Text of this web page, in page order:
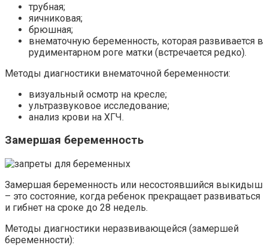
трубная;
яичниковая;
брюшная;
внематочную беременность, которая развивается в
рудиментарном роге матки (встречается редко).
Методы диагностики внематочной беременности:
визуальный осмотр на кресле;
ультразвуковое исследование;
анализ крови на ХГЧ.
Замершая беременность
Замершая беременность или несостоявшийся выкидыш
– это состояние, когда ребенок прекращает развиваться
и гибнет на сроке до 28 недель.
Методы диагностики неразвивающейся (замершей
беременности):